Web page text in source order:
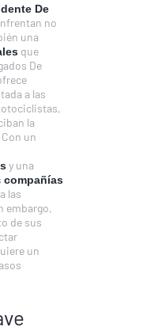
De
no
una
que
De
a las
la
un
y una
compañías
las
embargo,
de sus
un